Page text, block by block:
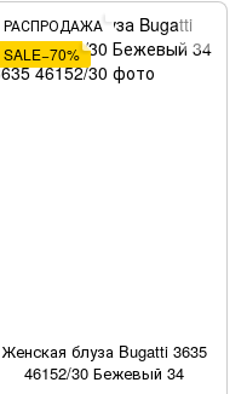
РАСПРОДАЖА
SALE−70%
Женская блуза Bugatti 3635
46152/30 Бежевый 34